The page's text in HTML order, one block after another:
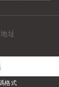
址
格式